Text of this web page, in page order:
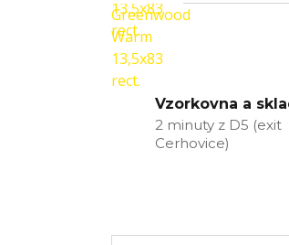
Vzorkovna a
2 minuty z D5 (exit
Cerhovice)